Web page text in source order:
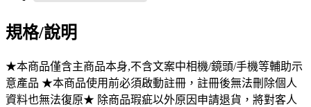
規格/說明
★本商品僅含主商品本身,不含文案中相機/鏡頭/手機等輔助示
意產品 ★本商品使用前必須啟動註冊，註冊後無法刪除個人
資料也無法復原★ 除商品瑕疵以外原因申請退貨，將對客人